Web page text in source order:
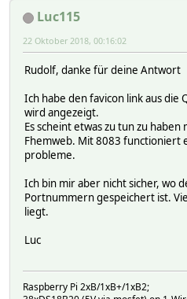
Luc115
22 Oktober 2018, 00:16:02
Rudolf, danke für deine Antwort
Ich habe den favicon link aus
wird angezeigt.
Es scheint etwas zu tun zu
Fhemweb. Mit 8083 functioniert
probleme.
Ich bin mir aber nicht sicher, wo
Portnummern gespeichert ist.
liegt.
Luc
Raspberry Pi 2xB/1xB+/1xB2;